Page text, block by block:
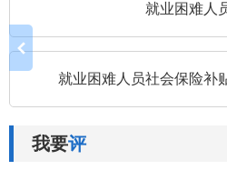
就业困难人
就业困难人员社会保险补
我要评